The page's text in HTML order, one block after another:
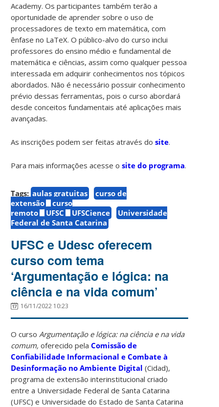
Academy. Os participantes também terão a
oportunidade de aprender sobre o uso de
processadores de texto em matemática, com
ênfase no LaTeX. O público-alvo do curso inclui
professores do ensino médio e fundamental de
matemática e ciências, assim como qualquer pessoa
interessada em adquirir conhecimentos nos tópicos
abordados. Não é necessário possuir conhecimento
prévio dessas ferramentas, pois o curso abordará
desde conceitos fundamentais até aplicações mais
avançadas.
As inscrições podem ser feitas através dosite.
Para mais informações acesse osite do programa.
Tags: aulas gratuitas
curso de
extensão
curso
remoto
UFSC UFSCience
Universidade
Federal de Santa Catarina
UFSC e Udesc oferecem
curso com tema
‘Argumentação e lógica: na
ciência e na vida comum’
16/11/2022 10:23
O curso Argumentação e lógica: na ciência e na vida
comum, oferecido pelaComissão de
Confiabilidade Informacional e Combate à
Desinformação no Ambiente Digital (Cidad),
programa de extensão interinstitucional criado
entre a Universidade Federal de Santa Catarina
(UFSC) e Universidade do Estado de Santa Catarina